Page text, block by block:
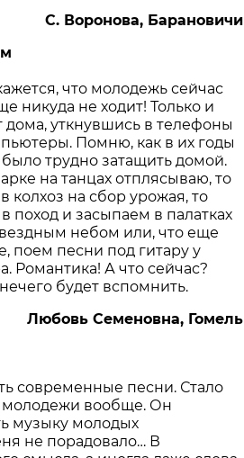
С. Воронова, Барановичи
что молодежь сейчас
никуда не ходит! Только и
дома, уткнувшись в телефоны
Помню, как в их годы
трудно затащить домой.
на танцах отплясываю, то
колхоз на сбор урожая, то
поход и засыпаем в палатках
небом или, что еще
поем песни под гитару у
Романтика! А что сейчас?
будет вспомнить.
Любовь Семеновна, Гомель
современные песни. Стало
молодежи вообще. Он
музыку молодых
не порадовало… В